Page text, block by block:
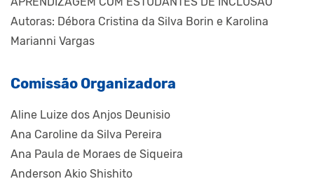
Autoras: Débora Cristina da Silva Borin e Karolina
Marianni Vargas
Comissão Organizadora
Aline Luize dos Anjos Deunisio
Ana Caroline da Silva Pereira
Ana Paula de Moraes de Siqueira
Anderson Akio Shishito